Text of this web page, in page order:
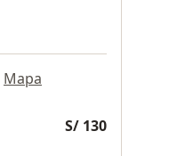
Mapa
S/ 130